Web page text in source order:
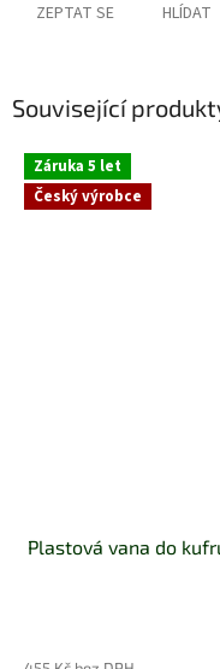
ZEPTAT SE HLÍDAT
Související
Záruka 5 let
Český výrobce
Plastová vana do